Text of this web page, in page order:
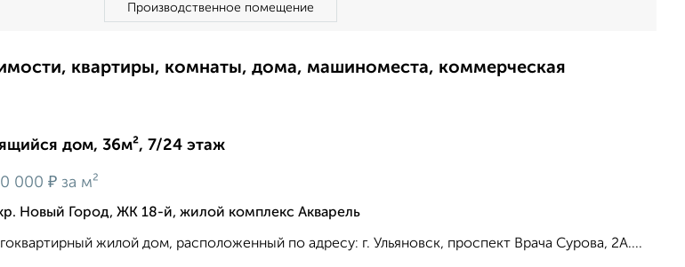
Производственное помещение
квартиры, комнаты, дома, машиноместа, коммерческая
дом, 36м², 7/24 этаж
000 ₽ за м²
Новый Город, ЖК 18-й, жилой комплекс Акварель
жилой дом, расположенный по адресу: г. Ульяновск, проспект Врача Сурова, 2А....